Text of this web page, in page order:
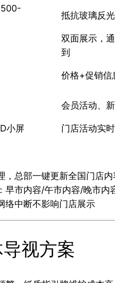
抵抗玻璃反
双面展示，
到
价格+促销信
会员活动、
小屏 门店活动实
，总部一键更新全国门店内
早市内容/午市内容/晚市内
络中断不影响门店展示
视方案